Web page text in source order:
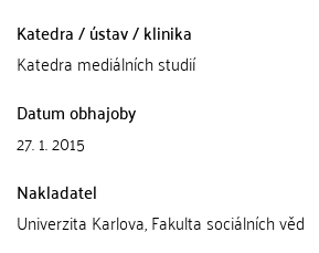
Katedra / ústav / klinika
Katedra mediálních studií
Datum obhajoby
27. 1. 2015
Nakladatel
Univerzita Karlova, Fakulta sociálních věd